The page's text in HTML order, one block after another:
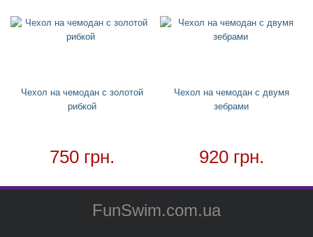
Ремни для чемодана
Для дома
Чехол на чемодан с золотой
рибкой
750 грн.
Чехол на чемодан с двумя
зебрами
920 грн.
FunSwim.com.ua